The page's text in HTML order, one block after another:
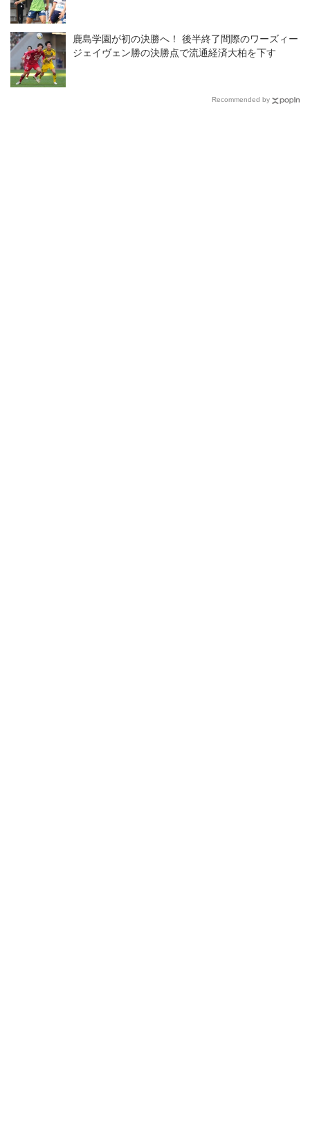
鹿島学園が初の決勝へ！ 後半終了間際のワーズィー
ジェイヴェン勝の決勝点で流通経済大柏を下す
Recommended by